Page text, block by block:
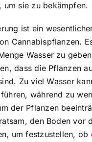
um sie zu bekämpfen.
ist ein
Cannabispflanzen.
Wasser zu
dass die Pflanzen
Zu viel Wasser
während zu
der Pflanzen
den Boden vor
um festzustellen, ob